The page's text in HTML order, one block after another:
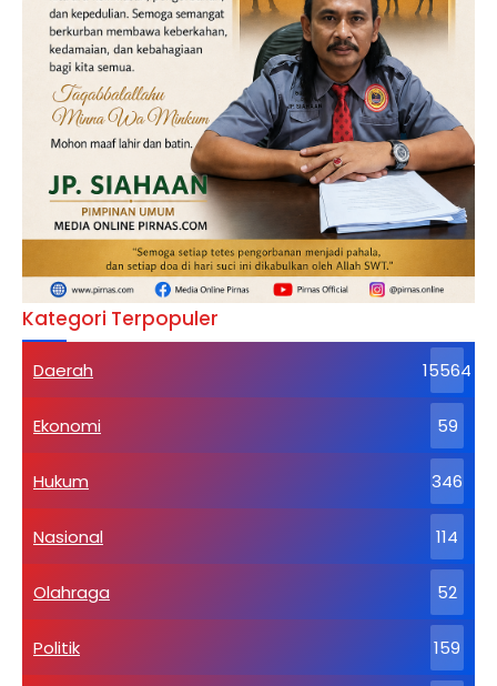
Kategori Terpopuler
Daerah 15564
Ekonomi 59
Hukum 346
Nasional 114
Olahraga 52
Politik 159